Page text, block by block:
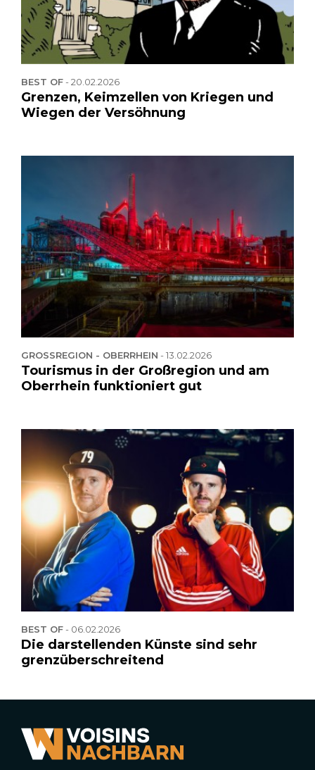
BEST OF-20.02.2026
Grenzen, Keimzellen von Kriegen und
Wiegen der Versöhnung
GROSSREGION - OBERRHEIN -13.02.2026
Tourismus in der Großregion und am
Oberrhein funktioniert gut
BEST OF- 06.02.2026
Die darstellenden Künste sind sehr
grenzüberschreitend